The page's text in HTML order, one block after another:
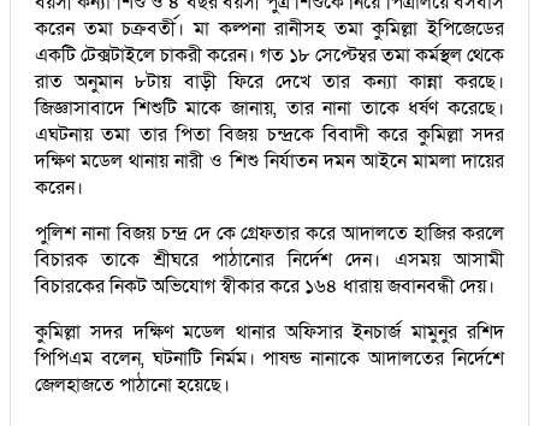
করেন তমা চক্রবর্তী। মা কল্পনা রানীসহ তমা কুমিল্লা ইপিজেডের
একটি টেক্সটাইলে চাকরী করেন। গত ১৮ সেপ্টেম্বর তমা কর্মস্থল থেকে
রাত অনুমান ৮টায় বাড়ী ফিরে দেখে তার কন্যা কান্না করছে।
জিজ্ঞাসাবাদে শিশুটি মাকে জানায়, তার নানা তাকে ধর্ষণ করেছে।
এঘটনায় তমা তার পিতা বিজয় চন্দ্রকে বিবাদী করে কুমিল্লা সদর
দক্ষিণ মডেল থানায় নারী ও শিশু নির্যাতন দমন আইনে মামলা দায়ের
করেন।
পুলিশ নানা বিজয় চন্দ্র দে কে গ্রেফতার করে আদালতে হাজির করলে
বিচারক তাকে শ্রীঘরে পাঠানোর নির্দেশ দেন। এসময় আসামী
বিচারকের নিকট অভিযোগ স্বীকার করে ১৬৪ ধারায় জবানবন্ধী দেয়।
কুমিল্লা সদর দক্ষিণ মডেল থানার অফিসার ইনচার্জ মামুনুর রশিদ
পিপিএম বলেন, ঘটনাটি নির্মম। পাষন্ড নানাকে আদালতের নির্দেশে
জেলহাজতে পাঠানো হয়েছে।